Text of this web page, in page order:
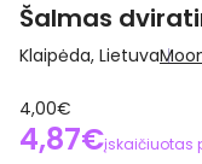
Šalmas
Klaipėda, Lietuva
4,00€
4,87€įskaičiuotas